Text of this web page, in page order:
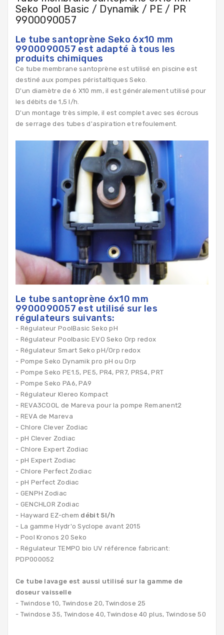
Seko Pool Basic / Dynamik / PE / PR
9900090057
Le tube santoprène Seko 6x10 mm
9900090057 est adapté à tous les
produits chimiques
Ce tube membrane santoprène est utilisé en piscine est
destiné aux pompes péristaltiques Seko.
D'un diamètre de 6 X10 mm, il est généralement utilisé pour
les débits de 1,5 l/h.
D'un montage très simple, il est complet avec ses écrous
de serrage des tubes d'aspiration et refoulement.
Le tube santoprène 6x10 mm
9900090057 est utilisé sur les
régulateurs suivants:
- Régulateur PoolBasic Seko pH
- Régulateur Poolbasic EVO Seko Orp redox
- Régulateur Smart Seko pH/Orp redox
- Pompe Seko Dynamik pro pH ou Orp
- Pompe Seko PE1.5, PE5, PR4, PR7, PRS4, PRT
- Pompe Seko PA6, PA9
- Régulateur Klereo Kompact
- REVA3COOL de Mareva pour la pompe Remanent2
- REVA de Mareva
- Chlore Clever Zodiac
- pH Clever Zodiac
- Chlore Expert Zodiac
- pH Expert Zodiac
- Chlore Perfect Zodiac
- pH Perfect Zodiac
- GENPH Zodiac
- GENCHLOR Zodiac
- Hayward EZ-chem débit 5l/h
- La gamme Hydr'o Syclope avant 2015
- Pool Kronos 20 Seko
- Régulateur TEMPO bio UV référence fabricant:
PDP000052
Ce tube lavage est aussi utilisé sur la gamme de
doseur vaisselle
- Twindose 10, Twindose 20, Twindose 25
- Twindose 35, Twindose 40, Twindose 40 plus, Twindose 50